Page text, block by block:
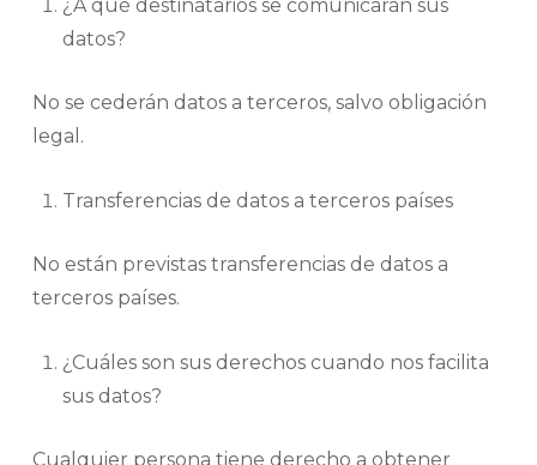
¿A qué destinatarios se comunicarán sus
datos?
No se cederán datos a terceros, salvo obligación
legal.
Transferencias de datos a terceros países
No están previstas transferencias de datos a
terceros países.
¿Cuáles son sus derechos cuando nos facilita
sus datos?
Cualquier persona tiene derecho a obtener